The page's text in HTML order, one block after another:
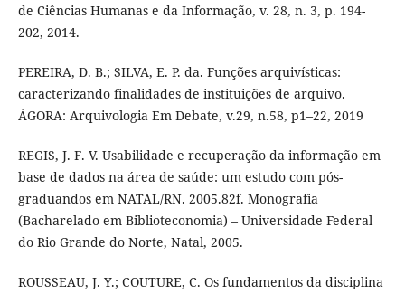
de Ciências Humanas e da Informação, v. 28, n. 3, p. 194-
202, 2014.
PEREIRA, D. B.; SILVA, E. P. da. Funções arquivísticas:
caracterizando finalidades de instituições de arquivo.
ÁGORA: Arquivologia Em Debate, v.29, n.58, p1–22, 2019
REGIS, J. F. V. Usabilidade e recuperação da informação em
base de dados na área de saúde: um estudo com pós-
graduandos em NATAL/RN. 2005.82f. Monografia
(Bacharelado em Biblioteconomia) – Universidade Federal
do Rio Grande do Norte, Natal, 2005.
ROUSSEAU, J. Y.; COUTURE, C. Os fundamentos da disciplina